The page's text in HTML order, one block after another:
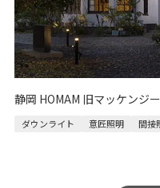
静岡 HOMAM 旧マッケンジ
ダウンライト 意匠照明 間接